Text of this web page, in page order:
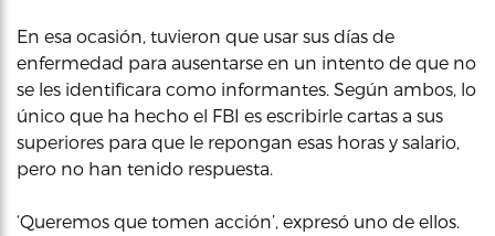
En esa ocasión, tuvieron que usar sus días de
enfermedad para ausentarse en un intento de que no
se les identificara como informantes. Según ambos, lo
único que ha hecho el FBI es escribirle cartas a sus
superiores para que le repongan esas horas y salario,
pero no han tenido respuesta.
‘Queremos que tomen acción’, expresó uno de ellos.